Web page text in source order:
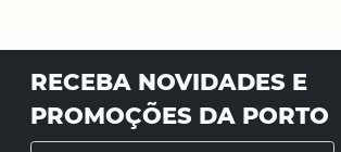
RECEBA NOVIDADES E
PROMOÇÕES DA PORTO